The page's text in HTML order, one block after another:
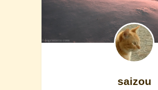
saizou